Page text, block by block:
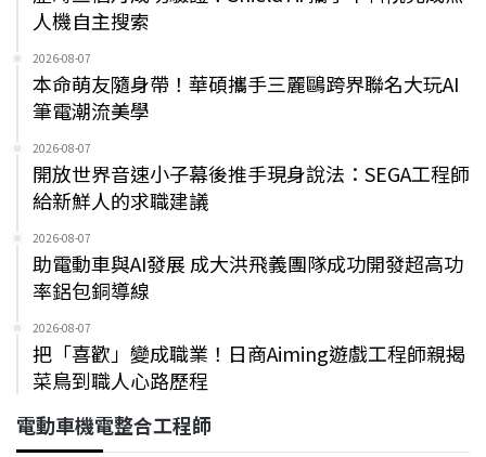
人機自主搜索
2026-08-07
本命萌友隨身帶！華碩攜手三麗鷗跨界聯名大玩AI
筆電潮流美學
2026-08-07
開放世界音速小子幕後推手現身說法：SEGA工程師
給新鮮人的求職建議
2026-08-07
助電動車與AI發展 成大洪飛義團隊成功開發超高功
率鋁包銅導線
2026-08-07
把「喜歡」變成職業！日商Aiming遊戲工程師親揭
菜鳥到職人心路歷程
電動車機電整合工程師